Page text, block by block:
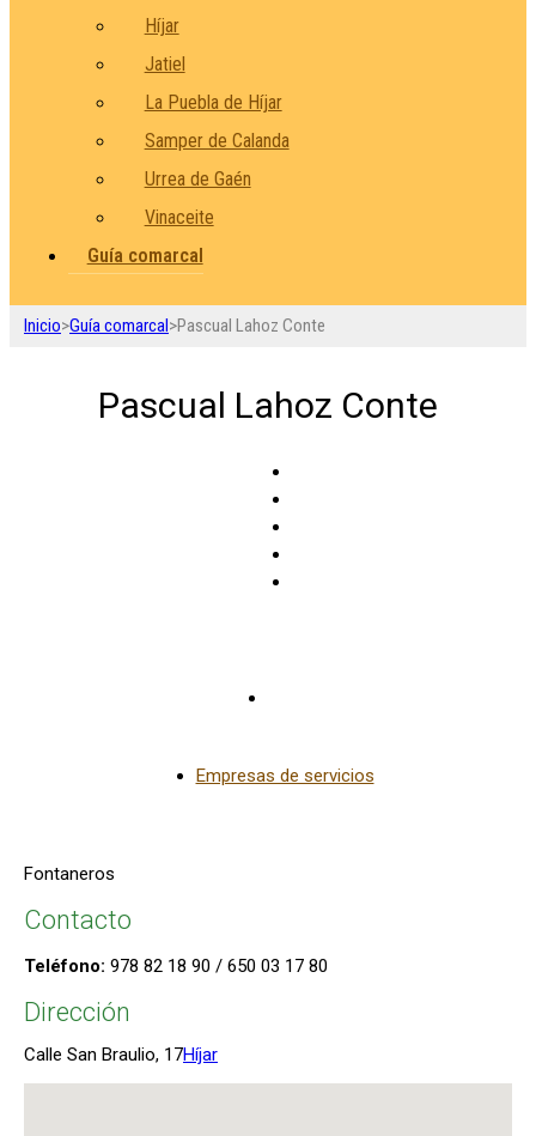
Híjar
Jatiel
La Puebla de Híjar
Samper de Calanda
Urrea de Gaén
Vinaceite
Guía comarcal
Inicio>Guía comarcal>Pascual Lahoz Conte
Pascual Lahoz Conte
Empresas de servicios
Fontaneros
Contacto
Teléfono: 978 82 18 90 / 650 03 17 80
Dirección
Calle San Braulio, 17Híjar